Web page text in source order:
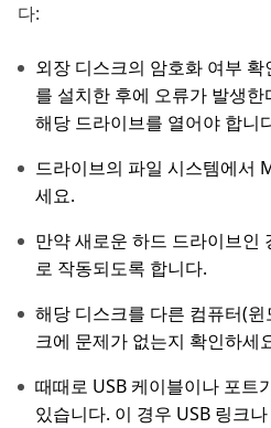
다:
외장 디스크의 암호화 여부
를 설치한 후에 오류가 발생
해당 드라이브를 열어야 합니
드라이브의 파일 시스템에서
세요.
만약 새로운 하드 드라이브인
로 작동되도록 합니다.
해당 디스크를 다른 컴퓨터(
크에 문제가 없는지 확인하세
때때로 USB 케이블이나 포트
있습니다. 이 경우 USB 링크